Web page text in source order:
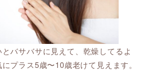
バサバサに見えて、乾燥してるよ
プラス5歳〜10歳老けて見えます。